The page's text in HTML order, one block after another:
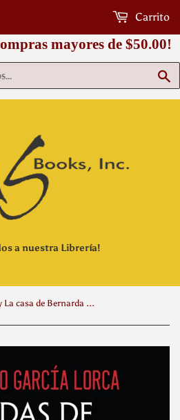
mayores de $50.00!
a nuestra Librería!
Carrito
Bodas de Sangre y La casa de Bernarda Alba